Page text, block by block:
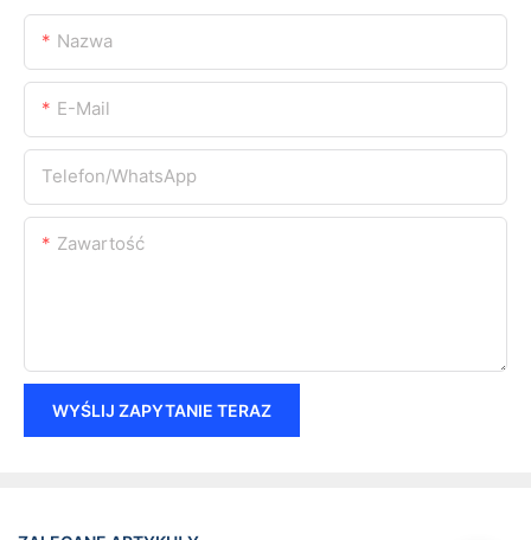
Nazwa
E-Mail
Telefon/WhatsApp
Zawartość
WYŚLIJ ZAPYTANIE TERAZ